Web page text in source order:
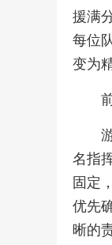
援满
每位
变为
名指
固定
优先
晰的